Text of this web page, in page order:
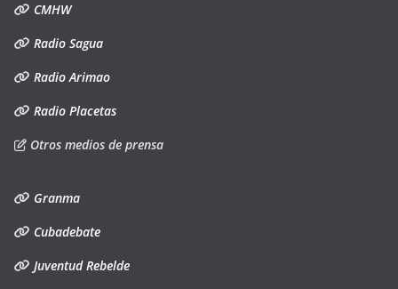
CMHW
Radio Sagua
Radio Arimao
Radio Placetas
Otros medios de prensa
Granma
Cubadebate
Juventud Rebelde